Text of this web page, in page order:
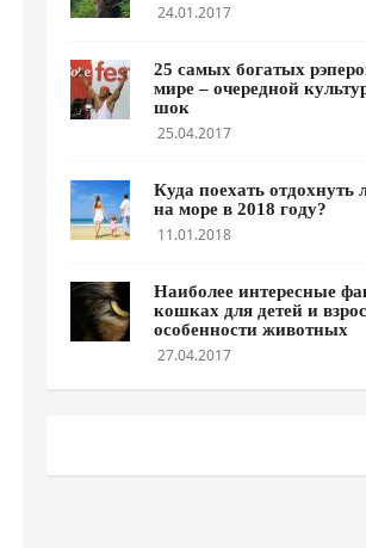
24.01.2017
25 самых богатых
мире – очередной
шок
25.04.2017
Куда поехать отдохнуть
на море в 2018 году?
11.01.2018
Наиболее интересные
кошках для детей и
особенности животных
27.04.2017